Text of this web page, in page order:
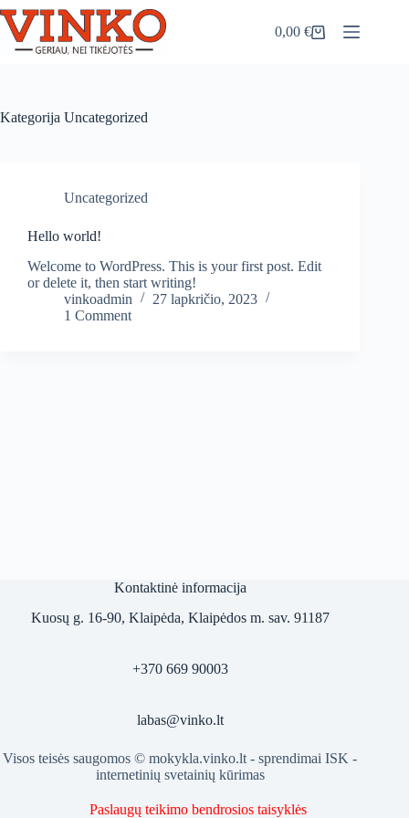
Skip
to
content
Shopping
0,00€
Kategorija Uncategorized
Uncategorized
Hello world!
Welcome to WordPress. This is your first post. Edit
or delete it, then start writing!
vinkoadmin
27 lapkričio, 2023
1 Comment
Kontaktinė informacija
Kuosų g. 16-90, Klaipėda, Klaipėdos m. sav. 91187
+370 669 90003
labas@vinko.lt
Visos teisės saugomos © mokykla.vinko.lt - sprendimaiISK -
internetinių svetainių kūrimas
Paslaugų teikimo bendrosios taisyklės